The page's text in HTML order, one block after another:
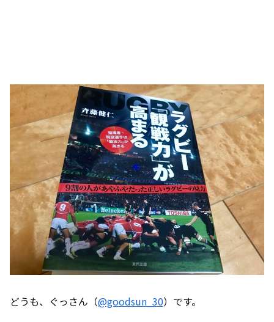
どうも、ぐっさん（@goodsun_30）です。